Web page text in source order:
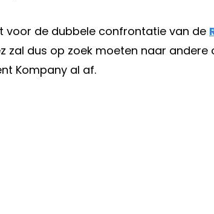
voor de dubbele confrontatie van de
zal dus op zoek moeten naar andere
Kompany al af.